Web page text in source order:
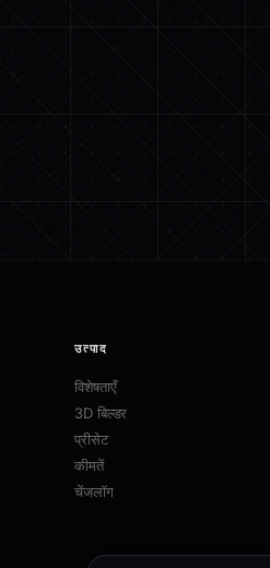
उत्पाद
विशेषताएँ
3D बिल्डर
प्रीसेट
कीमतें
चेंजलॉग